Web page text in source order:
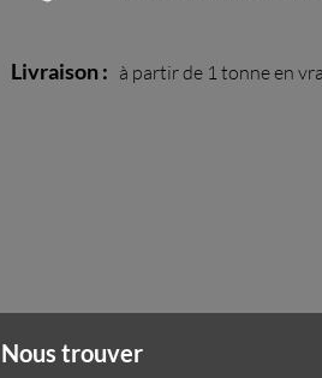
Livraison : à partir de 1 tonne en
Nous trouver